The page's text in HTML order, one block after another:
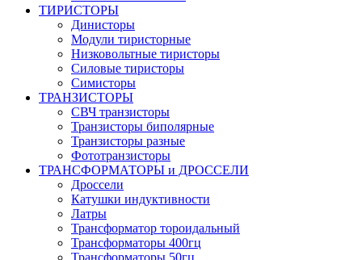
ТИРИСТОРЫ
Динисторы
Модули тиристорные
Низковольтные тиристоры
Силовые тиристоры
Симисторы
ТРАНЗИСТОРЫ
СВЧ транзисторы
Транзисторы биполярные
Транзисторы разные
Фототранзисторы
ТРАНСФОРМАТОРЫ и ДРОССЕЛИ
Дроссели
Катушки индуктивности
Латры
Трансформатор тороидальный
Трансформаторы 400гц
Трансформаторы 50гц